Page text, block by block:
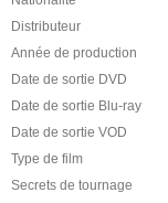
Distributeur
Année de production
Date de sortie DVD
Date de sortie Blu-ray
Date de sortie VOD
Type de film
Secrets de tournage